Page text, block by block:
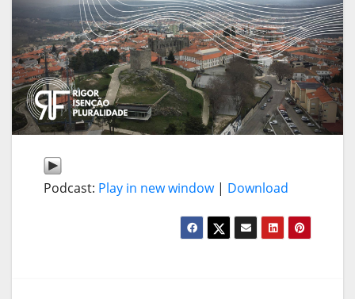
Podcast: Play in new window| Download